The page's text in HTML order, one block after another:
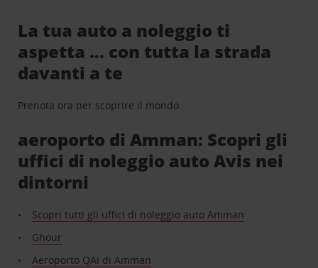
La tua auto a noleggio ti
aspetta … con tutta la strada
davanti a te
Prenota ora per scoprire il mondo.
aeroporto di Amman: Scopri gli
uffici di noleggio auto Avis nei
dintorni
Scopri tutti gli uffici di noleggio auto Amman
Ghour
Aeroporto QAI di Amman